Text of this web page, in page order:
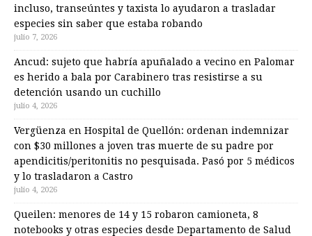
incluso, transeúntes y taxista lo ayudaron a trasladar
especies sin saber que estaba robando
julio 7, 2026
Ancud: sujeto que habría apuñalado a vecino en Palomar
es herido a bala por Carabinero tras resistirse a su
detención usando un cuchillo
julio 4, 2026
Vergüenza en Hospital de Quellón: ordenan indemnizar
con $30 millones a joven tras muerte de su padre por
apendicitis/peritonitis no pesquisada. Pasó por 5 médicos
y lo trasladaron a Castro
julio 4, 2026
Queilen: menores de 14 y 15 robaron camioneta, 8
notebooks y otras especies desde Departamento de Salud